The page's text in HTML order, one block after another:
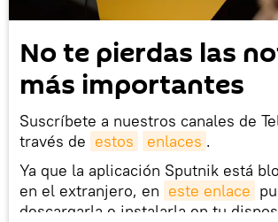
No te pierdas las
más importantes
Suscríbete a nuestros canales de
través de estos enlaces .
Ya que la aplicación Sputnik está
en el extranjero, en este enlace
descargarla e instalarla en tu